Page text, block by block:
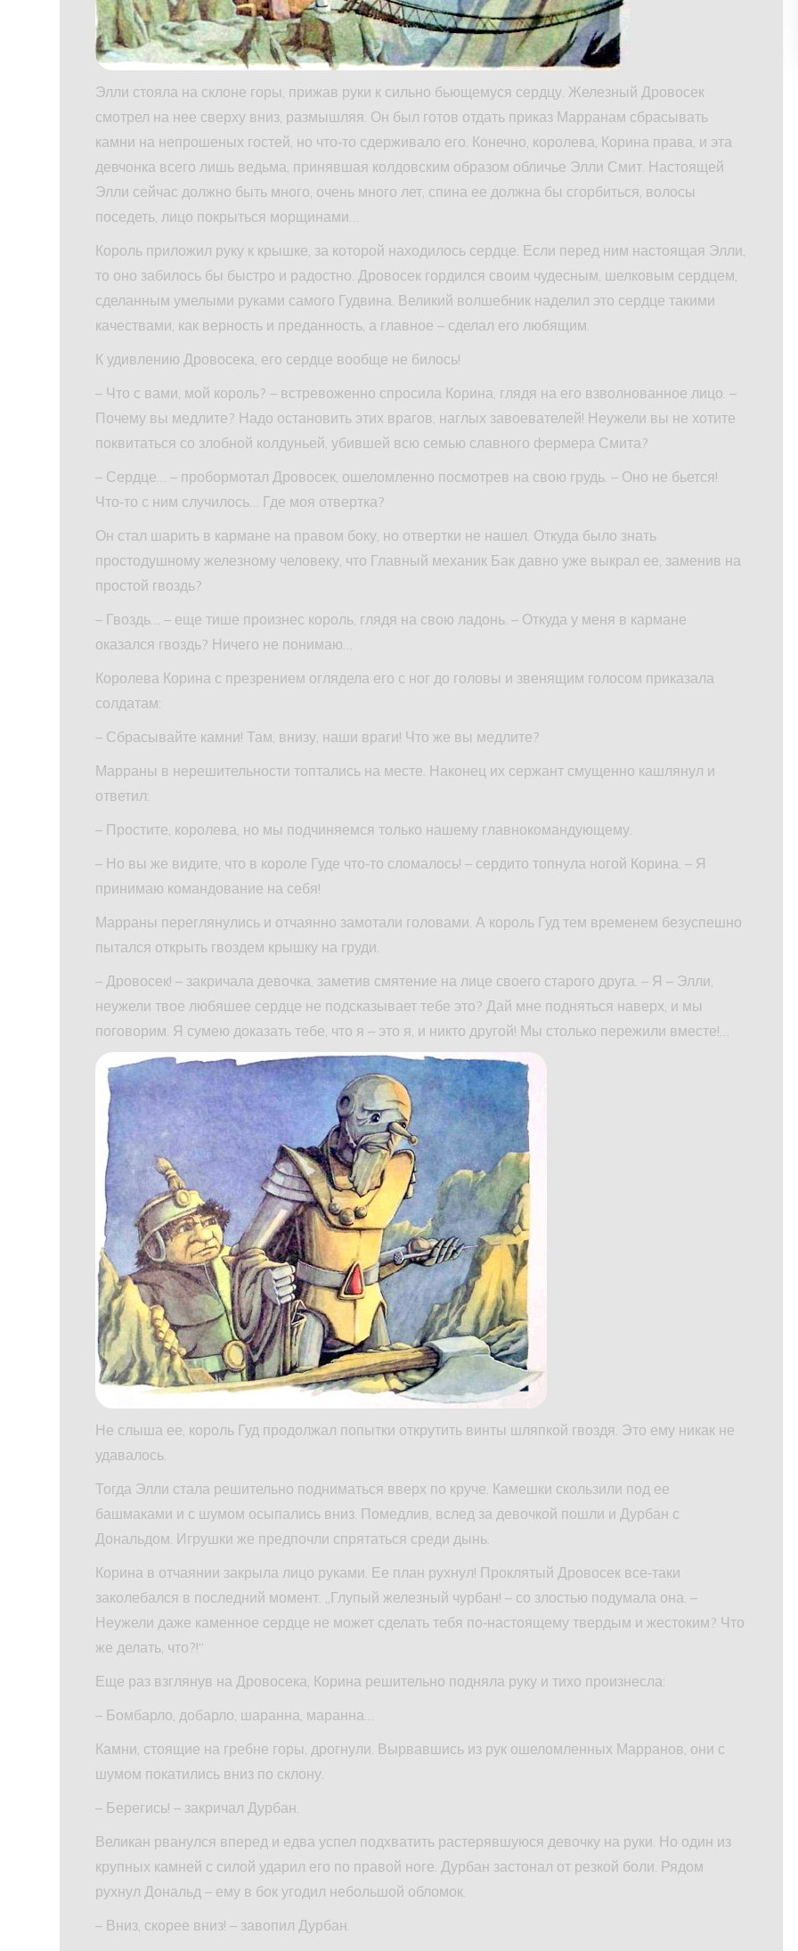
Элли стояла на склоне горы, прижав руки к сильно бьющемуся сердцу. Железный Дровосек
смотрел на нее сверху вниз, размышляя. Он был готов отдать приказ Марранам сбрасывать
камни на непрошеных гостей, но что‑то сдерживало его. Конечно, королева, Корина права, и эта
девчонка всего лишь ведьма, принявшая колдовским образом обличье Элли Смит. Настоящей
Элли сейчас должно быть много, очень много лет, спина ее должна бы сгорбиться, волосы
поседеть, лицо покрыться морщинами…
Король приложил руку к крышке, за которой находилось сердце. Если перед ним настоящая Элли,
то оно забилось бы быстро и радостно. Дровосек гордился своим чудесным, шелковым сердцем,
сделанным умелыми руками самого Гудвина. Великий волшебник наделил это сердце такими
качествами, как верность и преданность, а главное – сделал его любящим.
К удивлению Дровосека, его сердце вообще не билось!
– Что с вами, мой король? – встревоженно спросила Корина, глядя на его взволнованное лицо. –
Почему вы медлите? Надо остановить этих врагов, наглых завоевателей! Неужели вы не хотите
поквитаться со злобной колдуньей, убившей всю семью славного фермера Смита?
– Сердце… – пробормотал Дровосек, ошеломленно посмотрев на свою грудь. – Оно не бьется!
Что‑то с ним случилось… Где моя отвертка?
Он стал шарить в кармане на правом боку, но отвертки не нашел. Откуда было знать
простодушному железному человеку, что Главный механик Бак давно уже выкрал ее, заменив на
простой гвоздь?
– Гвоздь… – еще тише произнес король, глядя на свою ладонь. – Откуда у меня в кармане
оказался гвоздь? Ничего не понимаю…
Королева Корина с презрением оглядела его с ног до головы и звенящим голосом приказала
солдатам:
– Сбрасывайте камни! Там, внизу, наши враги! Что же вы медлите?
Марраны в нерешительности топтались на месте. Наконец их сержант смущенно кашлянул и
ответил:
– Простите, королева, но мы подчиняемся только нашему главнокомандующему.
– Но вы же видите, что в короле Гуде что‑то сломалось! – сердито топнула ногой Корина. – Я
принимаю командование на себя!
Марраны переглянулись и отчаянно замотали головами. А король Гуд тем временем безуспешно
пытался открыть гвоздем крышку на груди.
– Дровосек! – закричала девочка, заметив смятение на лице своего старого друга. – Я – Элли,
неужели твое любяшее сердце не подсказывает тебе это? Дай мне подняться наверх, и мы
поговорим. Я сумею доказать тебе, что я – это я, и никто другой! Мы столько пережили вместе!…
Не слыша ее, король Гуд продолжал попытки открутить винты шляпкой гвоздя. Это ему никак не
удавалось.
Тогда Элли стала решительно подниматься вверх по круче. Камешки скользили под ее
башмаками и с шумом осыпались вниз. Помедлив, вслед за девочкой пошли и Дурбан с
Дональдом. Игрушки же предпочли спрятаться среди дынь.
Корина в отчаянии закрыла лицо руками. Ее план рухнул! Проклятый Дровосек все‑таки
заколебался в последний момент. „Глупый железный чурбан! – со злостью подумала она. –
Неужели даже каменное сердце не может сделать тебя по‑настоящему твердым и жестоким? Что
же делать, что?!“
Еще раз взглянув на Дровосека, Корина решительно подняла руку и тихо произнесла:
– Бомбарло, добарло, шаранна, маранна…
Камни, стоящие на гребне горы, дрогнули. Вырвавшись из рук ошеломленных Марранов, они с
шумом покатились вниз по склону.
– Берегись! – закричал Дурбан.
Великан рванулся вперед и едва успел подхватить растерявшуюся девочку на руки. Но один из
крупных камней с силой ударил его по правой ноге. Дурбан застонал от резкой боли. Рядом
рухнул Дональд – ему в бок угодил небольшой обломок.
– Вниз, скорее вниз! – завопил Дурбан.